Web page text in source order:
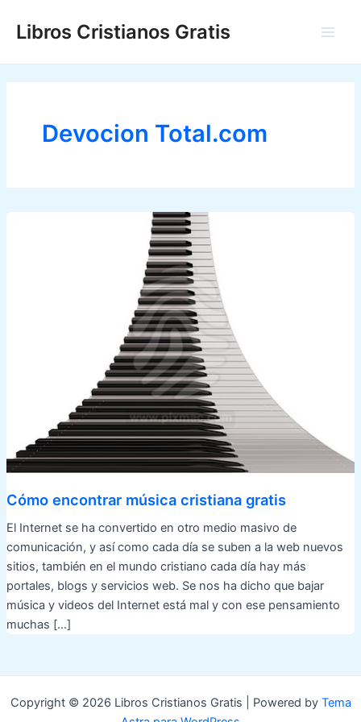
Libros Cristianos Gratis
Devocion Total.com
Cómo encontrar música cristiana gratis
El Internet se ha convertido en otro medio masivo de
comunicación, y así como cada día se suben a la web nuevos
sitios, también en el mundo cristiano cada día hay más
portales, blogs y servicios web. Se nos ha dicho que bajar
música y videos del Internet está mal y con ese pensamiento
muchas […]
Copyright © 2026 Libros Cristianos Gratis | Powered by Tema